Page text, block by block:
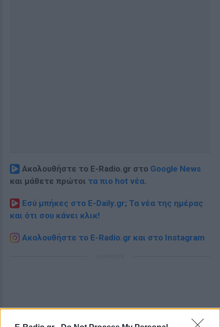
Ακολουθήστε το E-Radio.gr στο Google News
και μάθετε πρώτοι τα πιο hot νέα.
Εσύ μπήκες στο E-Daily.gr; Τα νέα της ημέρας
και ότι σου κάνει κλικ!
Ακολουθήστε το E-Radio.gr και στο Instagram